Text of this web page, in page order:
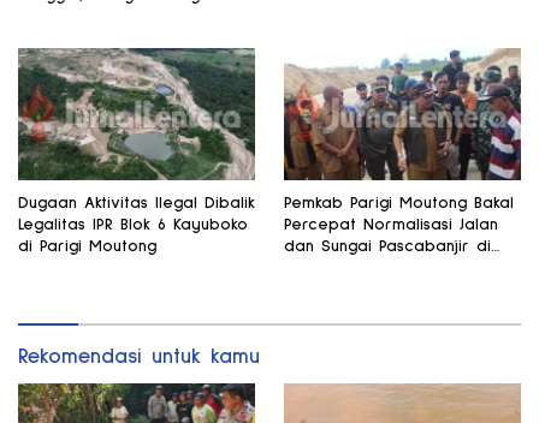
Dugaan Aktivitas Ilegal Dibalik
Legalitas IPR Blok 6 Kayuboko
di Parigi Moutong
Pemkab Parigi Moutong Bakal
Percepat Normalisasi Jalan
dan Sungai Pascabanjir di
Rekomendasi untuk kamu